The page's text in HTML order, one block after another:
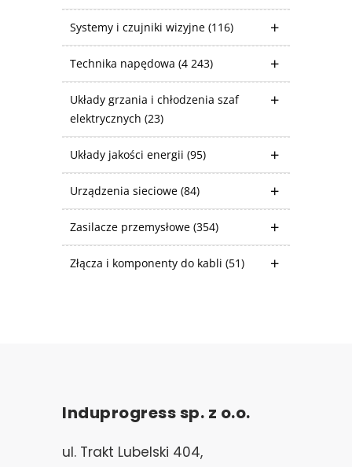
Systemy i czujniki wizyjne (116)
Technika napędowa (4 243)
Układy grzania i chłodzenia szaf
elektrycznych (23)
Układy jakości energii (95)
Urządzenia sieciowe (84)
Zasilacze przemysłowe (354)
Złącza i komponenty do kabli (51)
Induprogress sp. z o.o.
ul. Trakt Lubelski 404,